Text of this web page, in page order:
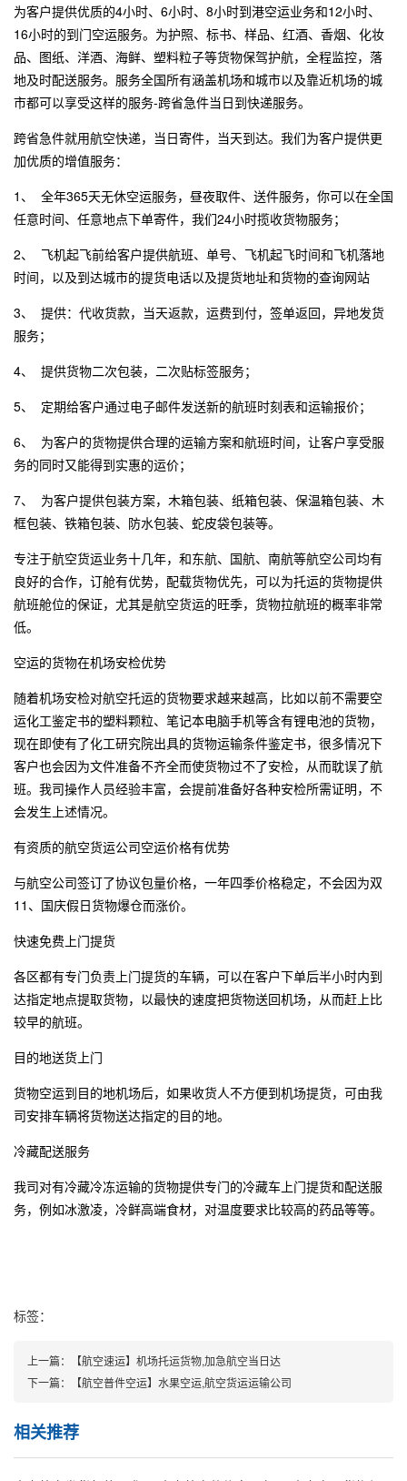
为客户提供优质的4小时、6小时、8小时到港空运业务和12小时、
16小时的到门空运服务。为护照、标书、样品、红酒、香烟、化妆
品、图纸、洋酒、海鲜、塑料粒子等货物保驾护航，全程监控，落
地及时配送服务。服务全国所有涵盖机场和城市以及靠近机场的城
市都可以享受这样的服务-跨省急件当日到快递服务。
跨省急件就用航空快递，当日寄件，当天到达。我们为客户提供更
加优质的增值服务：
1、 全年365天无休空运服务，昼夜取件、送件服务，你可以在全国
任意时间、任意地点下单寄件，我们24小时揽收货物服务；
2、 飞机起飞前给客户提供航班、单号、飞机起飞时间和飞机落地
时间，以及到达城市的提货电话以及提货地址和货物的查询网站
3、 提供：代收货款，当天返款，运费到付，签单返回，异地发货
服务；
4、 提供货物二次包装，二次贴标签服务；
5、 定期给客户通过电子邮件发送新的航班时刻表和运输报价；
6、 为客户的货物提供合理的运输方案和航班时间，让客户享受服
务的同时又能得到实惠的运价；
7、 为客户提供包装方案，木箱包装、纸箱包装、保温箱包装、木
框包装、铁箱包装、防水包装、蛇皮袋包装等。
专注于航空货运业务十几年，和东航、国航、南航等航空公司均有
良好的合作，订舱有优势，配载货物优先，可以为托运的货物提供
航班舱位的保证，尤其是航空货运的旺季，货物拉航班的概率非常
低。
空运的货物在机场安检优势
随着机场安检对航空托运的货物要求越来越高，比如以前不需要空
运化工鉴定书的塑料颗粒、笔记本电脑手机等含有锂电池的货物，
现在即使有了化工研究院出具的货物运输条件鉴定书，很多情况下
客户也会因为文件准备不齐全而使货物过不了安检，从而耽误了航
班。我司操作人员经验丰富，会提前准备好各种安检所需证明，不
会发生上述情况。
有资质的航空货运公司空运价格有优势
与航空公司签订了协议包量价格，一年四季价格稳定，不会因为双
11、国庆假日货物爆仓而涨价。
快速免费上门提货
各区都有专门负责上门提货的车辆，可以在客户下单后半小时内到
达指定地点提取货物，以最快的速度把货物送回机场，从而赶上比
较早的航班。
目的地送货上门
货物空运到目的地机场后，如果收货人不方便到机场提货，可由我
司安排车辆将货物送达指定的目的地。
冷藏配送服务
我司对有冷藏冷冻运输的货物提供专门的冷藏车上门提货和配送服
务，例如冰激凌，冷鲜高端食材，对温度要求比较高的药品等等。
标签：
上一篇：
【航空速运】机场托运货物,加急航空当日达
下一篇：
【航空普件空运】水果空运,航空货运运输公司
相关推荐